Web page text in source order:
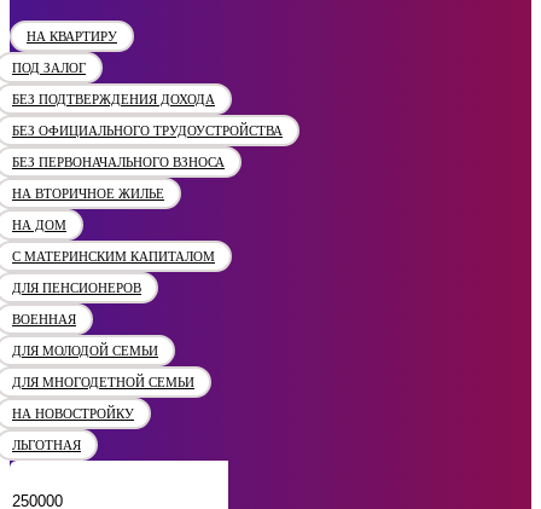
НА КВАРТИРУ
ПОД ЗАЛОГ
БЕЗ ПОДТВЕРЖДЕНИЯ ДОХОДА
БЕЗ ОФИЦИАЛЬНОГО ТРУДОУСТРОЙСТВА
БЕЗ ПЕРВОНАЧАЛЬНОГО ВЗНОСА
НА ВТОРИЧНОЕ ЖИЛЬЕ
НА ДОМ
С МАТЕРИНСКИМ КАПИТАЛОМ
ДЛЯ ПЕНСИОНЕРОВ
ВОЕННАЯ
ДЛЯ МОЛОДОЙ СЕМЬИ
ДЛЯ МНОГОДЕТНОЙ СЕМЬИ
НА НОВОСТРОЙКУ
ЛЬГОТНАЯ